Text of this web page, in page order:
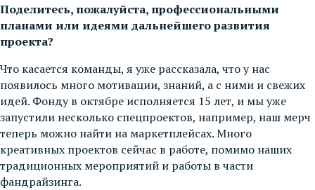
Поделитесь, пожалуйста, профессиональными
планами или идеями дальнейшего развития
проекта?
Что касается команды, я уже рассказала, что у нас
появилось много мотивации, знаний, а с ними и свежих
идей. Фонду в октябре исполняется 15 лет, и мы уже
запустили несколько спецпроектов, например, наш мерч
теперь можно найти на маркетплейсах. Много
креативных проектов сейчас в работе, помимо наших
традиционных мероприятий и работы в части
фандрайзинга.